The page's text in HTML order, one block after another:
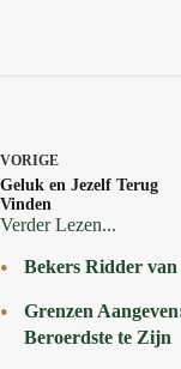
VORIGE
Geluk en Jezelf Terug
Vinden
Verder Lezen...
Bekers Ridder
Grenzen
Beroerdste te Zijn